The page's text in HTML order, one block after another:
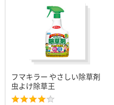
フマキラー やさしい除草剤
虫よけ除草王